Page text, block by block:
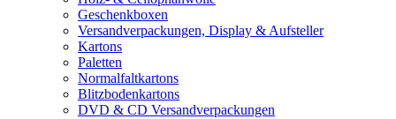
Geschenkboxen
Versandverpackungen, Display & Aufsteller
Kartons
Paletten
Normalfaltkartons
Blitzbodenkartons
DVD & CD Versandverpackungen